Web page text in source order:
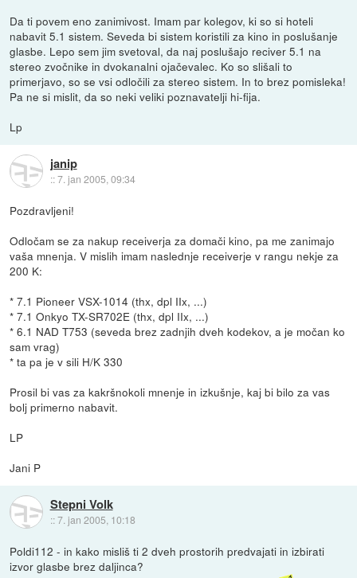
Da ti povem eno zanimivost. Imam par kolegov, ki so si hoteli
nabavit 5.1 sistem. Seveda bi sistem koristili za kino in poslušanje
glasbe. Lepo sem jim svetoval, da naj poslušajo reciver 5.1 na
stereo zvočnike in dvokanalni ojačevalec. Ko so slišali to
primerjavo, so se vsi odločili za stereo sistem. In to brez pomisleka!
Pa ne si mislit, da so neki veliki poznavatelji hi-fija.
Lp
janip
::7. jan 2005, 09:34
Pozdravljeni!
Odločam se za nakup receiverja za domači kino, pa me zanimajo
vaša mnenja. V mislih imam naslednje receiverje v rangu nekje za
200 K:
* 7.1 Pioneer VSX-1014 (thx, dpl IIx, ...)
* 7.1 Onkyo TX-SR702E (thx, dpl IIx, ...)
* 6.1 NAD T753 (seveda brez zadnjih dveh kodekov, a je močan ko
sam vrag)
* ta pa je v sili H/K 330
Prosil bi vas za kakršnokoli mnenje in izkušnje, kaj bi bilo za vas
bolj primerno nabavit.
LP
Jani P
Stepni Volk
::7. jan 2005, 10:18
Poldi112 - in kako misliš ti 2 dveh prostorih predvajati in izbirati
izvor glasbe brez daljinca?